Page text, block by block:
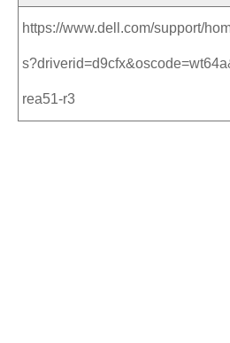
https://www.dell.com/support/
rea51-r3